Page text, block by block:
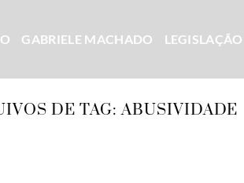
GABRIELE MACHADO LEGISLAÇÃO
DE TAG:ABUSIVIDADE